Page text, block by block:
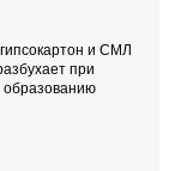
и СМЛ
при
образованию